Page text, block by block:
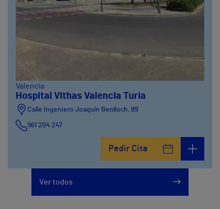
Valencia
Hospital Vithas Valencia Turia
Calle Ingeniero Joaquín Benlloch, 89
961 204 247
Pedir Cita
Ver todos